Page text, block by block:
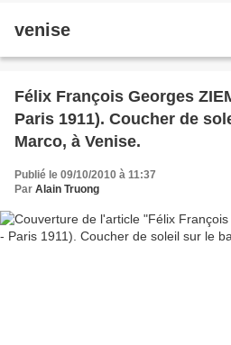
venise
Félix François Georges
Paris 1911). Coucher de
Marco, à Venise.
Publié le 09/10/2010 à 11:37
Par Alain Truong